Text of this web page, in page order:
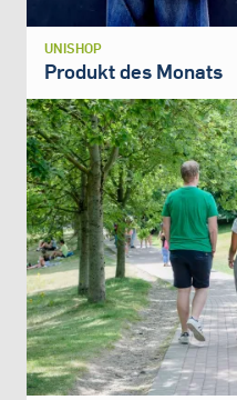
UNISHOP
Produkt des Monats